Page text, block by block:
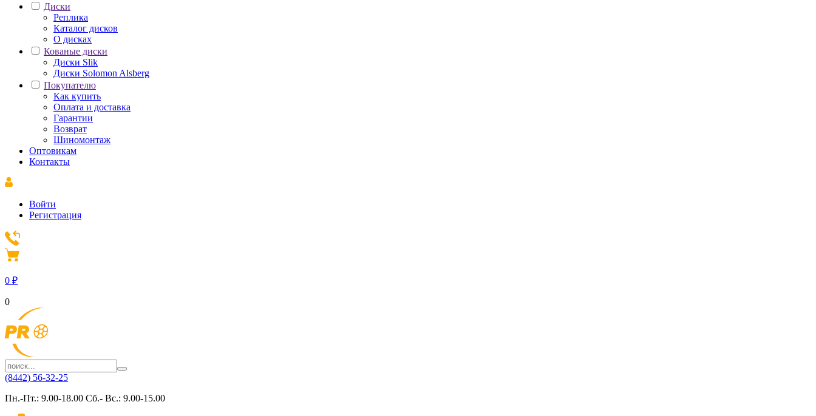
Диски
Реплика
Каталог дисков
О дисках
Кованые диски
Диски Slik
Диски Solomon Alsberg
Покупателю
Как купить
Оплата и доставка
Гарантии
Возврат
Шиномонтаж
Оптовикам
Контакты
Войти
Регистрация
0 ₽
0
(8442) 56-32-25
Пн.-Пт.: 9.00-18.00 Сб.- Вс.: 9.00-15.00